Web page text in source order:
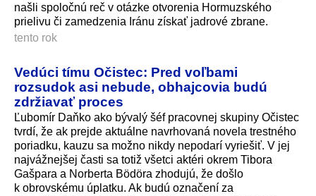
našli spoločnú reč v otázke otvorenia Hormuzského
prielivu či zamedzenia Iránu získať jadrové zbrane.
tento rok
Vedúci tímu Očistec: Pred voľbami
rozsudok asi nebude, obhajcovia budú
zdržiavať proces
Ľubomír Daňko ako bývalý šéf pracovnej skupiny Očistec
tvrdí, že ak prejde aktuálne navrhovaná novela trestného
poriadku, kauzu sa možno nikdy nepodarí vyriešiť. V jej
najvážnejšej časti sa totiž všetci aktéri okrem Tibora
Gašpara a Norberta Bödöra zhodujú, že došlo
k obrovskému úplatku. Ak budú označení za